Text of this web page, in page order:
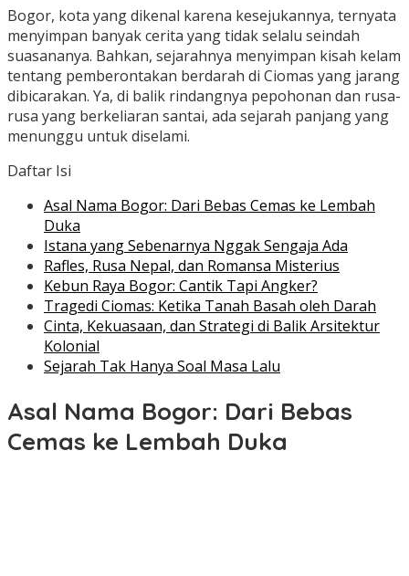
Bogor, kota yang dikenal karena kesejukannya, ternyata
menyimpan banyak cerita yang tidak selalu seindah
suasananya. Bahkan, sejarahnya menyimpan kisah kelam
tentang pemberontakan berdarah di Ciomas yang jarang
dibicarakan. Ya, di balik rindangnya pepohonan dan rusa-
rusa yang berkeliaran santai, ada sejarah panjang yang
menunggu untuk diselami.
Daftar Isi
Asal Nama Bogor: Dari Bebas Cemas ke Lembah
Duka
Istana yang Sebenarnya Nggak Sengaja Ada
Rafles, Rusa Nepal, dan Romansa Misterius
Kebun Raya Bogor: Cantik Tapi Angker?
Tragedi Ciomas: Ketika Tanah Basah oleh Darah
Cinta, Kekuasaan, dan Strategi di Balik Arsitektur
Kolonial
Sejarah Tak Hanya Soal Masa Lalu
Asal Nama Bogor: Dari Bebas
Cemas ke Lembah Duka